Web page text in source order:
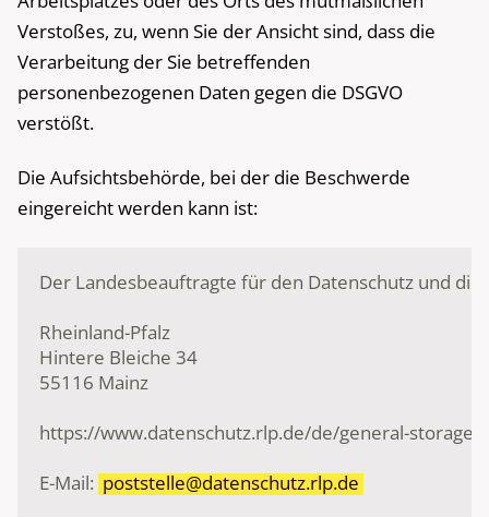
Verstoßes, zu, wenn Sie der Ansicht sind, dass die
Verarbeitung der Sie betreffenden
personenbezogenen Daten gegen die DSGVO
verstößt.
Die Aufsichtsbehörde, bei der die Beschwerde
eingereicht werden kann ist:
Der Landesbeauftragte für den Datenschutz und
Rheinland-Pfalz
Hintere Bleiche 34
55116 Mainz
https://www.datenschutz.rlp.de/de/general-
E-Mail: poststelle@datenschutz.rlp.de